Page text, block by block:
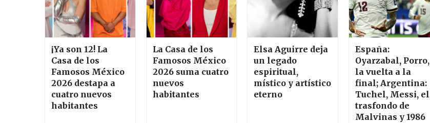
¡Ya son 12! La
Casa de los
Famosos México
2026 destapa a
cuatro nuevos
habitantes
La Casa de los
Famosos México
2026 suma cuatro
nuevos
habitantes
Elsa Aguirre deja
un legado
espiritual,
místico y artístico
eterno
España:
Oyarzabal, Porro,
la vuelta a la
final; Argentina:
Tuchel, Messi, el
trasfondo de
Malvinas y 1986